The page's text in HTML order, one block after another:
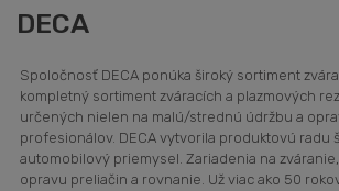
DECA
Spoločnosť DECA ponúka široký sortiment
kompletný sortiment zváracích a plazmových
určených nielen na malú/strednú údržbu a
profesionálov. DECA vytvorila produktovú radu
automobilový priemysel. Zariadenia na
opravu preliačin a rovnanie. Už viac ako 50